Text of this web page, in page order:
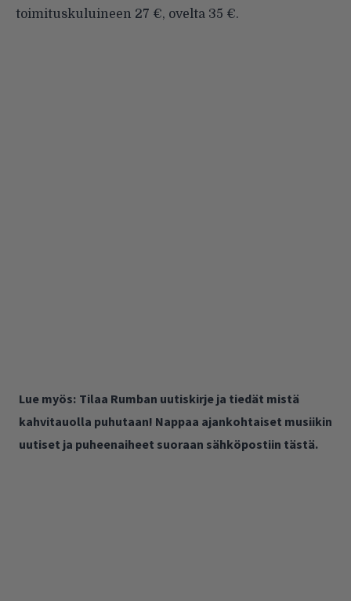
toimituskuluineen 27 €, ovelta 35 €.
Lue myös: Tilaa Rumban uutiskirje ja tiedät mistä
kahvitauolla puhutaan! Nappaa ajankohtaiset musiikin
uutiset ja puheenaiheet suoraan sähköpostiin tästä.